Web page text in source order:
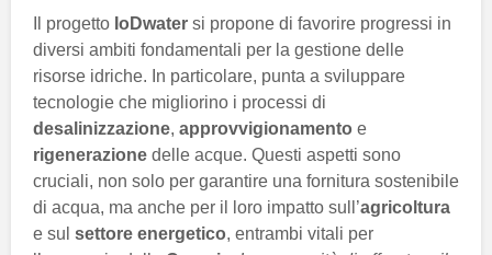
Il progetto IoDwater si propone di favorire progressi in
diversi ambiti fondamentali per la gestione delle
risorse idriche. In particolare, punta a sviluppare
tecnologie che migliorino i processi di
desalinizzazione, approvvigionamento e
rigenerazione delle acque. Questi aspetti sono
cruciali, non solo per garantire una fornitura sostenibile
di acqua, ma anche per il loro impatto sull’agricoltura
e sul settore energetico, entrambi vitali per